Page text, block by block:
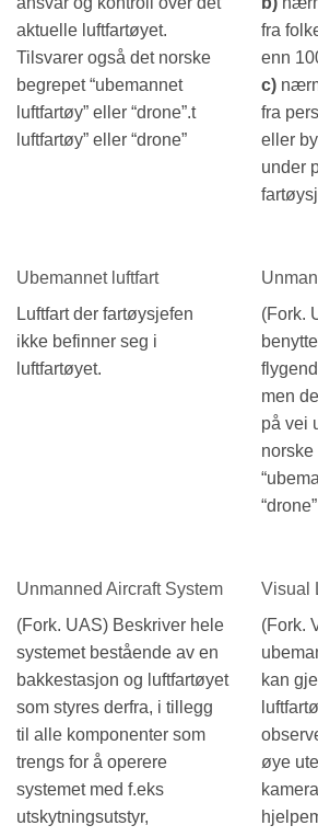
aktuelle luftfartøyet.
Tilsvarer også det norske
begrepet “ubemannet
luftfartøy” eller “drone”.t
luftfartøy” eller “drone”
fra
enn
c)
fra
eller
under
Ubemannet luftfart
Luftfart der fartøysjefen
ikke befinner seg i
luftfartøyet.
(Fork.
men
på vei
norske
“drone”
Unmanned Aircraft System
(Fork. UAS) Beskriver hele
systemet bestående av en
bakkestasjon og luftfartøyet
som styres derfra, i tillegg
til alle komponenter som
trengs for å operere
systemet med f.eks
utskytningsutstyr,
Visual
(Fork.
kan
øye